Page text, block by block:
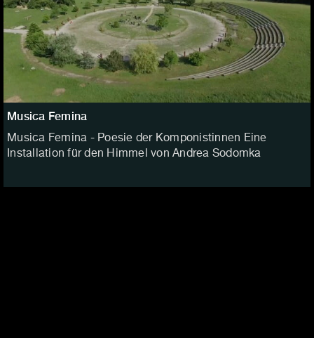
Musica Femina
Musica Femina - Poesie der Komponistinnen Eine
Installation für den Himmel von Andrea Sodomka